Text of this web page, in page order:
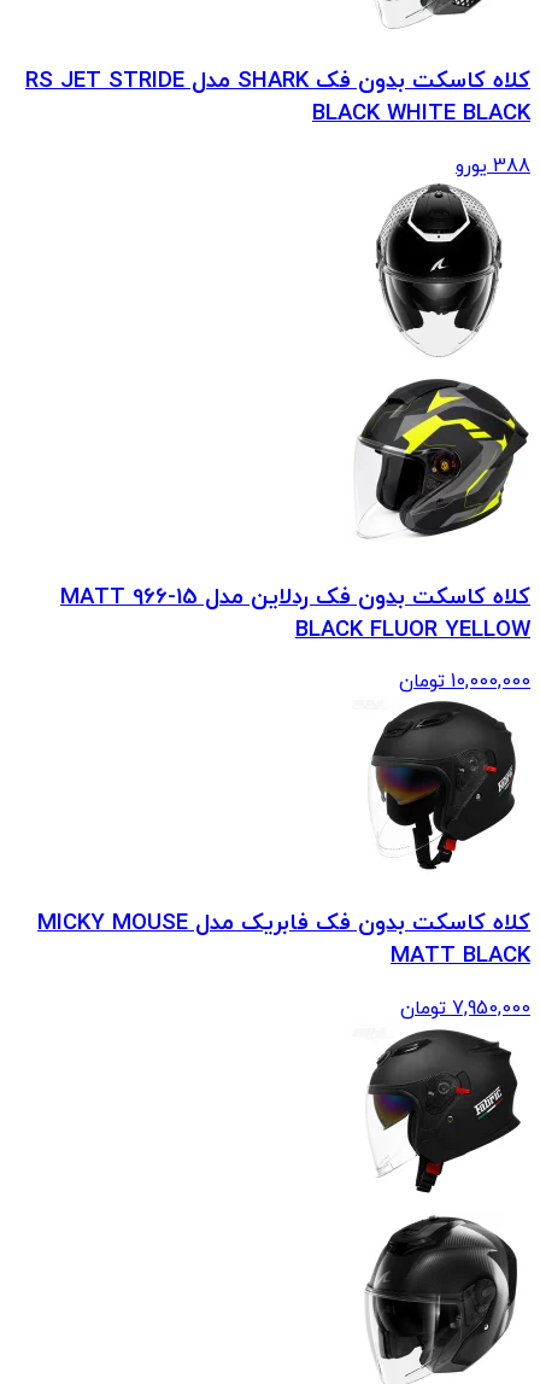
کلاه کاسکت بدون فک SHARK مدل RS JET STRIDE
BLACK WHITE BLACK
388 یورو
کلاه کاسکت بدون فک ردلاین مدل 15-966 MATT
BLACK FLUOR YELLOW
10,000,000 تومان
کلاه کاسکت بدون فک فابریک مدل MICKY MOUSE
MATT BLACK
7,950,000 تومان